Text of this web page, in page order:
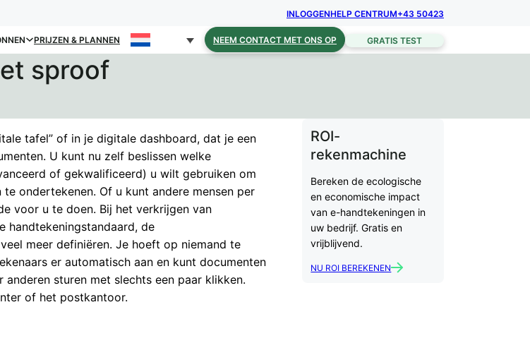
INLOGGENHELP CENTRUM+43 50423
PRIJZEN & PLANNEN NEEM CONTACT MET ONS OP GRATIS TEST
sproof
tafel” of in je digitale dashboard, dat je een
U kunt nu zelf beslissen welke
of gekwalificeerd) u wilt gebruiken om
ondertekenen. Of u kunt andere mensen per
voor u te doen. Bij het verkrijgen van
handtekeningstandaard, de
meer definiëren. Je hoeft op niemand te
er automatisch aan en kunt documenten
sturen met slechts een paar klikken.
of het postkantoor.
ROI-
rekenmachine
Bereken de ecologische
en economische impact
van e-handtekeningen in
uw bedrijf. Gratis en
vrijblijvend.
NU ROI BEREKENEN